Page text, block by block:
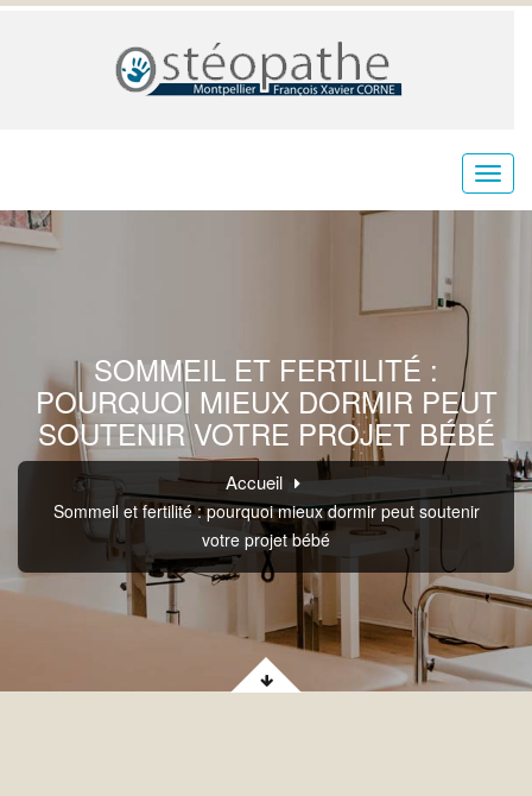
SOMMEIL ET FERTILITÉ :
POURQUOI MIEUX DORMIR PEUT
SOUTENIR VOTRE PROJET BÉBÉ
Accueil
Sommeil et fertilité : pourquoi mieux dormir peut soutenir
votre projet bébé